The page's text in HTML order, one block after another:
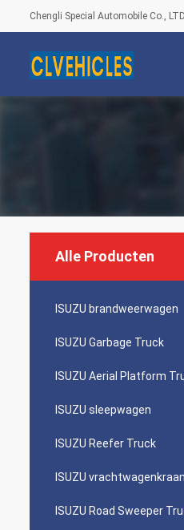
Chengli Special Automobile Co., LTD
Alle Producten
ISUZU brandweerwagen
ISUZU Garbage Truck
ISUZU Aerial Platform
ISUZU sleepwagen
ISUZU Reefer Truck
ISUZU vrachtwagenkraan
ISUZU Road Sweeper